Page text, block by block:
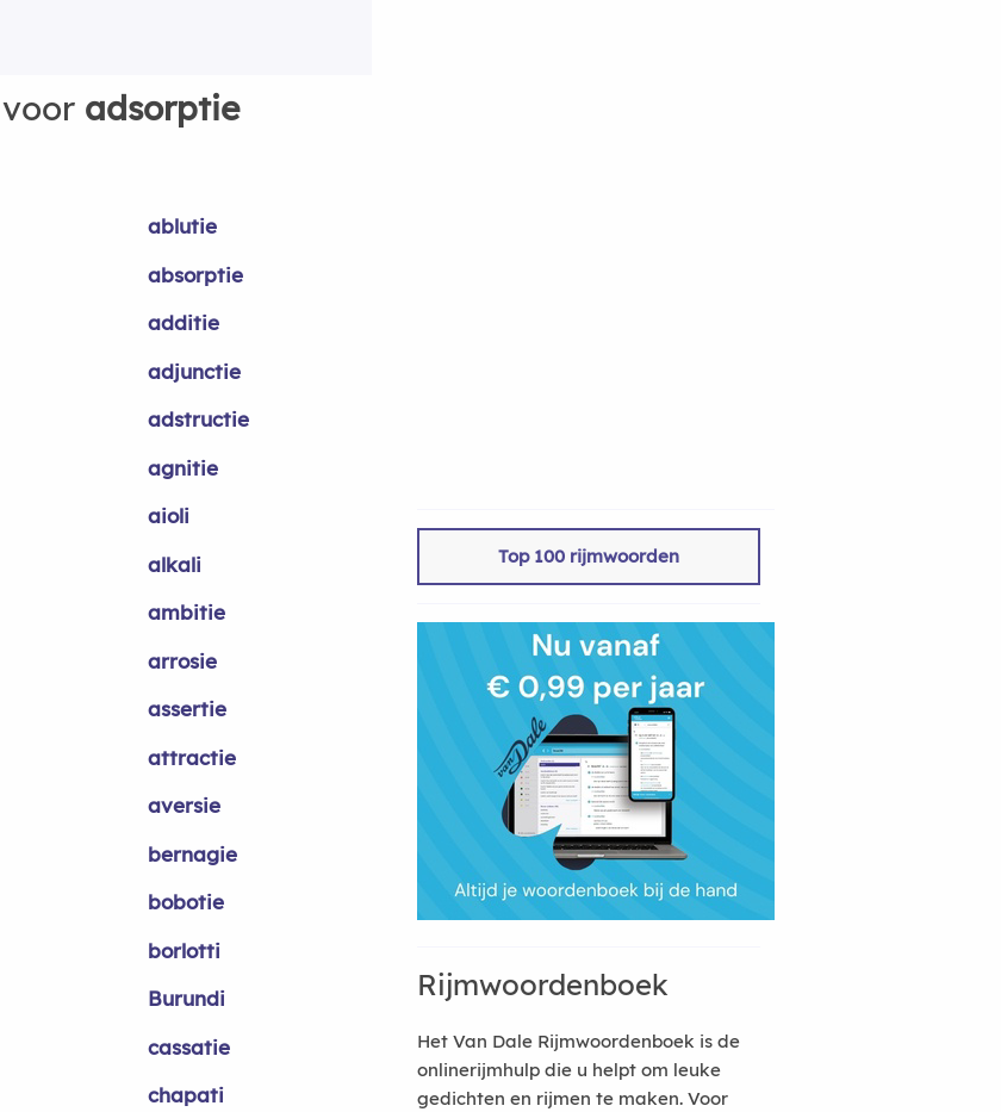
adsorptie
ablutie
absorptie
additie
adjunctie
adstructie
agnitie
aioli
alkali
ambitie
arrosie
assertie
attractie
aversie
bernagie
bobotie
borlotti
Burundi
cassatie
chapati
Top 100 rijmwoorden
Rijmwoordenboek
Het Van Dale Rijmwoordenboek is de
onlinerijmhulp die u helpt om leuke
gedichten en rijmen te maken. Voor